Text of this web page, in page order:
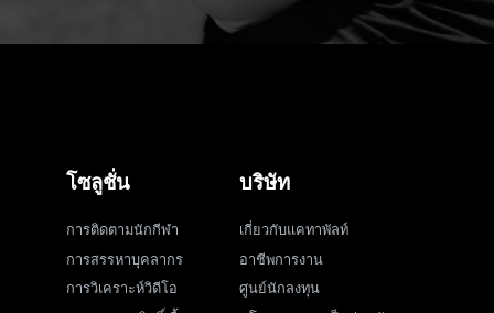
โซลูชั่น
การติดตามนักกีฬา
การสรรหาบุคลากร
การวิเคราะห์วิดีโอ
บริษัท
เกี่ยวกับแคทาพัลท์
อาชีพการงาน
ศูนย์นักลงทุน